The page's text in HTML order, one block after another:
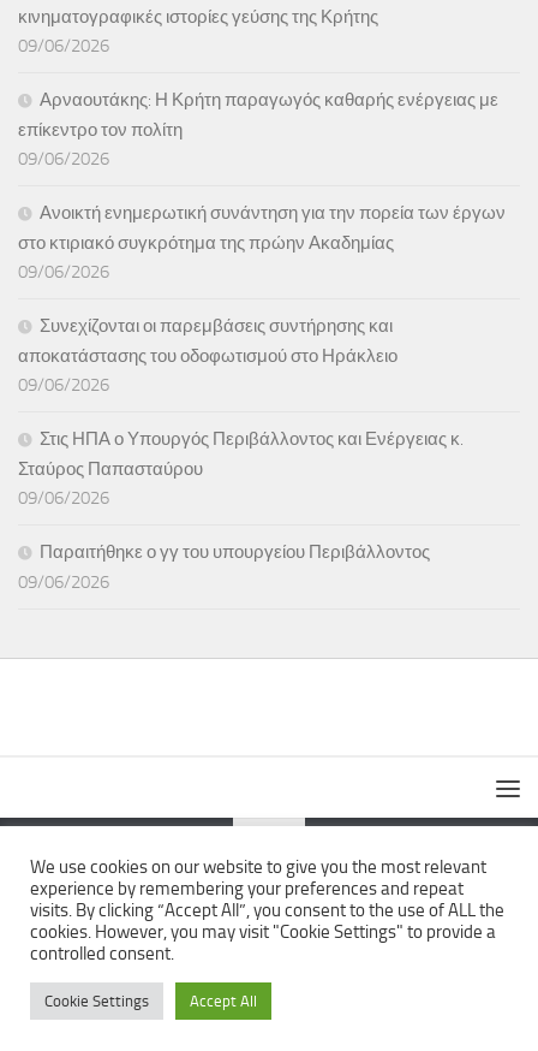
κινηματογραφικές ιστορίες γεύσης της Κρήτης
09/06/2026
Αρναουτάκης: Η Κρήτη παραγωγός καθαρής ενέργειας με
επίκεντρο τον πολίτη
09/06/2026
Ανοικτή ενημερωτική συνάντηση για την πορεία των έργων
στο κτιριακό συγκρότημα της πρώην Ακαδημίας
09/06/2026
Συνεχίζονται οι παρεμβάσεις συντήρησης και
αποκατάστασης του οδοφωτισμού στο Ηράκλειο
09/06/2026
Στις ΗΠΑ ο Υπουργός Περιβάλλοντος και Ενέργειας κ.
Σταύρος Παπασταύρου
09/06/2026
Παραιτήθηκε ο γγ του υπουργείου Περιβάλλοντος
09/06/2026
The News Wall © 2026. All Rights Reserved.
We use cookies on our website to give you the most relevant
experience by remembering your preferences and repeat
visits. By clicking “Accept All”, you consent to the use of ALL the
cookies. However, you may visit "Cookie Settings" to provide a
controlled consent.
Cookie Settings Accept All